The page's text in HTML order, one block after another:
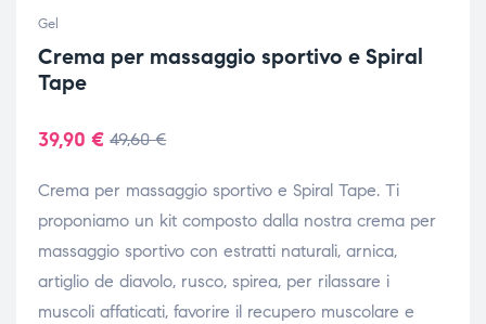
Gel
Crema per massaggio sportivo e Spiral
Tape
49,60€
39,90 €
Crema per massaggio sportivo e Spiral Tape. Ti
proponiamo un kit composto dalla nostra crema per
massaggio sportivo con estratti naturali, arnica,
artiglio de diavolo, rusco, spirea, per rilassare i
muscoli affaticati, favorire il recupero muscolare e